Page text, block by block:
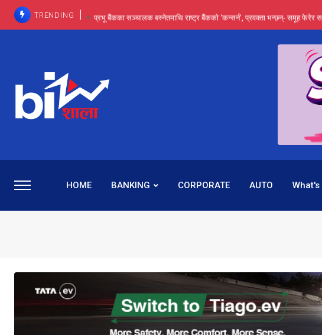
TRENDING प्रभू बैंकका सञ्चालक बस्नेतमाथि राष्ट्र बैंकको ‘कन्सर्न’, प्रवक्ता भन्छन्- समूह फेरेर
प्रभू बैंकमा सेञ्चुरीबाट आएका कर्मचारीमाथि हदैसम्मको विभेदः एउटै पदमा दुई थरि
कमाइमा गरिमाको दमदार छलाङ, सेयरधनीलाई २० प्रतिशत लाभांश
प्रभु बैंकमा रमिता : सर्वसाधारणबाट छिरेका बस्नेत संस्थापक बनेर निरन्तर,
HOME BANKING CORPORATE AUTO What's